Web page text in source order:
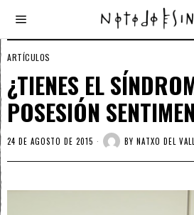
ARTÍCULOS
¿TIENES EL
POSESIÓN
24 DE AGOSTO DE 2015 BY NATXO DEL